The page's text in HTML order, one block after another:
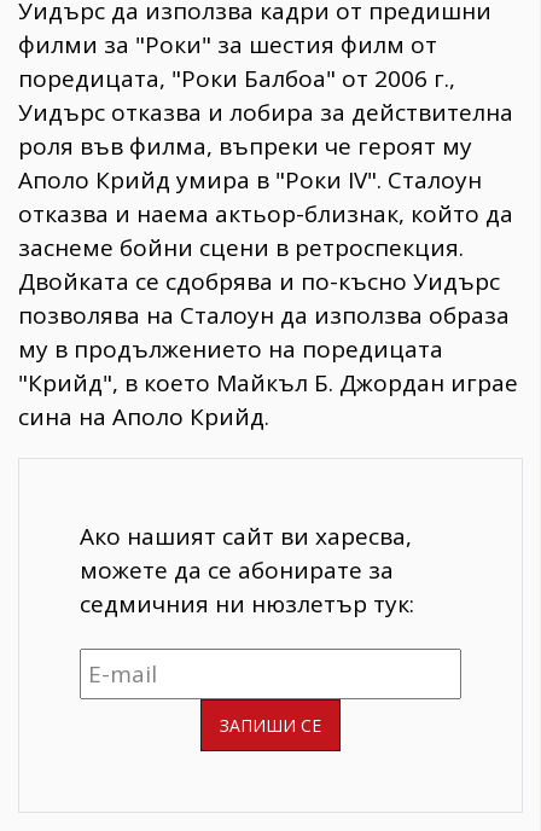
Уидърс да използва кадри от предишни
филми за "Роки" за шестия филм от
поредицата, "Роки Балбоа" от 2006 г.,
Уидърс отказва и лобира за действителна
роля във филма, въпреки че героят му
Аполо Крийд умира в "Роки IV". Сталоун
отказва и наема актьор-близнак, който да
заснеме бойни сцени в ретроспекция.
Двойката се сдобрява и по-късно Уидърс
позволява на Сталоун да използва образа
му в продължението на поредицата
"Крийд", в което Майкъл Б. Джордан играе
сина на Аполо Крийд.
Ако нашият сайт ви харесва,
можете да се абонирате за
седмичния ни нюзлетър тук: